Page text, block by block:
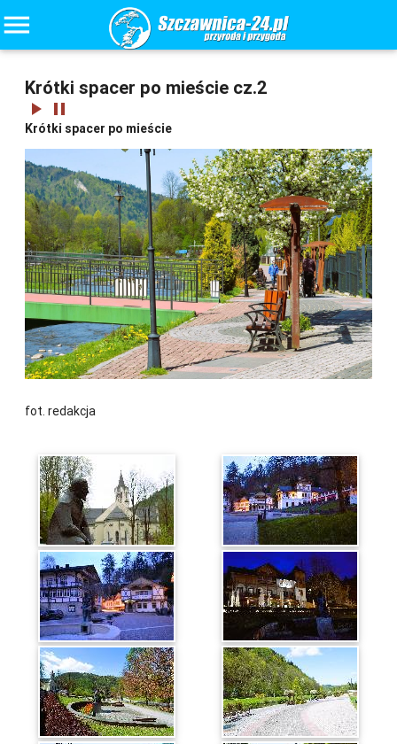
menu
Krótki spacer po mieście cz.2
play_arrow pause
Krótki spacer po mieście
fot. redakcja